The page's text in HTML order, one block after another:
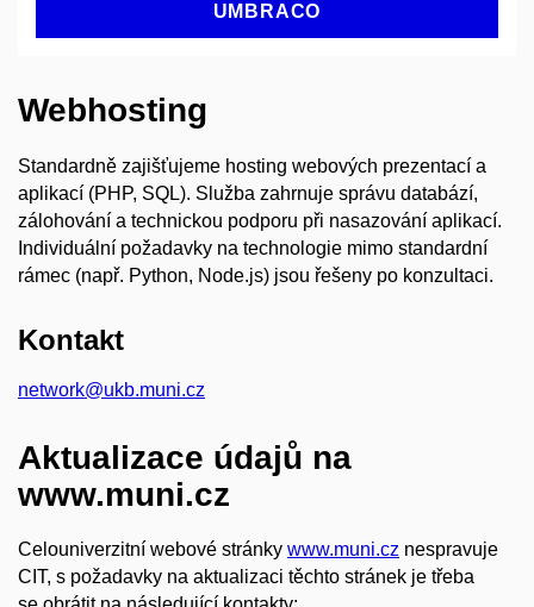
UMBRACO
Webhosting
Standardně zajišťujeme hosting webových prezentací a
aplikací (PHP, SQL). Služba zahrnuje správu databází,
zálohování a technickou podporu při nasazování aplikací.
Individuální požadavky na technologie mimo standardní
rámec (např. Python, Node.js) jsou řešeny po konzultaci.
Kontakt
network@ukb.muni.cz
Aktualizace údajů na
www.muni.cz
Celouniverzitní webové stránky www.muni.cz nespravuje
CIT, s požadavky na aktualizaci těchto stránek je třeba